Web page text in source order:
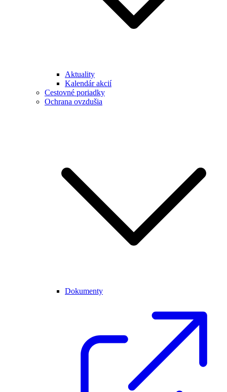
Aktuality
Kalendár akcií
Cestovné poriadky
Ochrana ovzdušia
Dokumenty